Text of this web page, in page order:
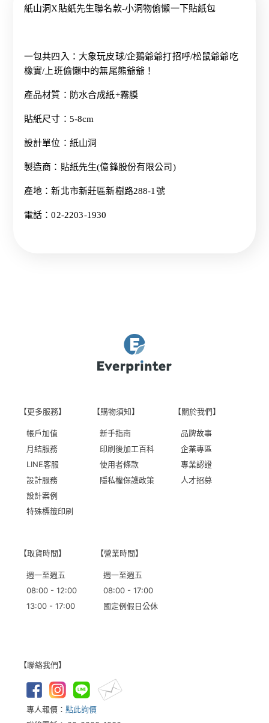
紙山洞X貼紙先生聯名款-小洞物偷懶一下貼紙包
一包共四入：大象玩皮球/企鵝爺爺打招呼/松鼠爺爺吃
橡實/上班偷懶中的無尾熊爺爺！
產品材質：防水合成紙+霧膜
貼紙尺寸：5-8cm
設計單位： 紙山洞
製造商：貼紙先生(億鋒股份有限公司)
產地：新北市新莊區新樹路288-1號
電話：02-2203-1930
【更多服務】
帳戶加值
月結服務
LINE客服
設計服務
設計案例
特殊標籤印刷
【購物須知】
新手指南
印刷後加工百科
使用者條款
隱私權保護政策
【關於我們】
品牌故事
企業專區
專業認證
人才招募
【取貨時間】
週一至週五
08:00 - 12:00
13:00 - 17:00
【營業時間】
週一至週五
08:00 - 17:00
國定例假日公休
【聯絡我們】
專人報價： 點此詢價